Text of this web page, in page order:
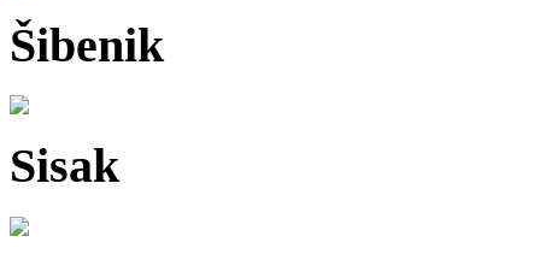
Šibenik
Sisak